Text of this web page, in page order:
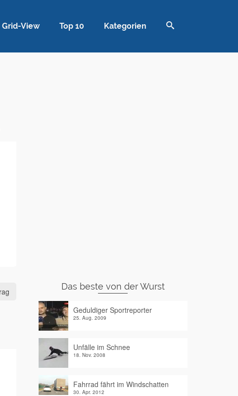
Grid-View Top 10 Kategorien
Das beste von der Wurst
Geduldiger Sportreporter
25. Aug. 2009
Unfälle im Schnee
18. Nov. 2008
Fahrrad fährt im Windschatten
30. Apr. 2012